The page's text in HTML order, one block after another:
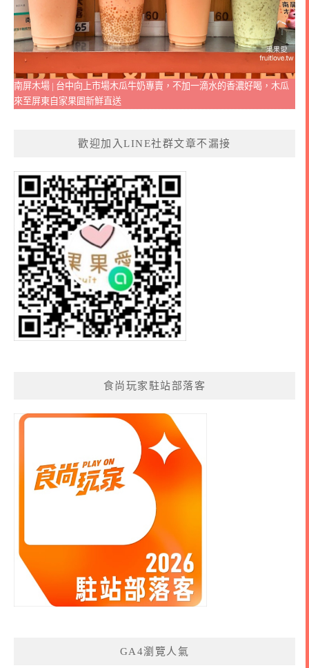
南屏木場 | 台中向上市場木瓜牛奶專賣，不加一滴水的香濃好喝，木瓜
來至屏東自家果園新鮮直送
歡迎加入LINE社群文章不漏接
食尚玩家駐站部落客
GA4瀏覽人氣